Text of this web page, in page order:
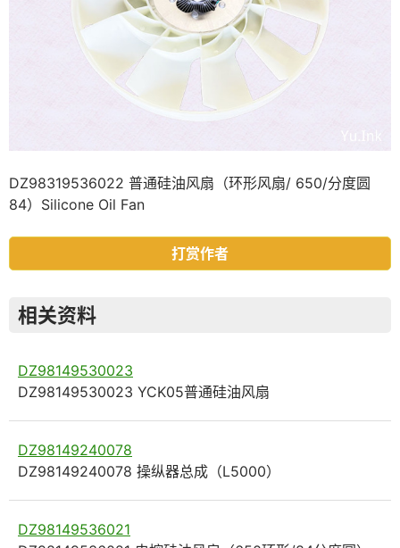
DZ98319536022 普通硅油风扇（环形风扇/ 650/分度圆
84）Silicone Oil Fan
打赏作者
相关资料
DZ98149530023
DZ98149530023 YCK05普通硅油风扇
DZ98149240078
DZ98149240078 操纵器总成（L5000）
DZ98149536021